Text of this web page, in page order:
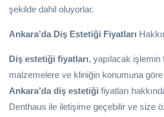
şekilde dahil oluyorlar.
Ankara’da Diş Estetiği Fiyatları
Diş estetiği fiyatları, yapılacak işlemin
malzemelere ve kliniğin konumuna
Ankara’da diş estetiği fiyatları
Denthaus ile iletişime geçebilir ve size